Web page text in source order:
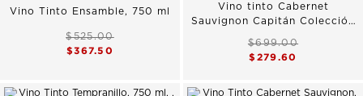
Vino Tinto Ensamble, 750 ml
$525.00
$367.50
Vino tinto Cabernet
Sauvignon Capitán Colección
$699.00
$279.60